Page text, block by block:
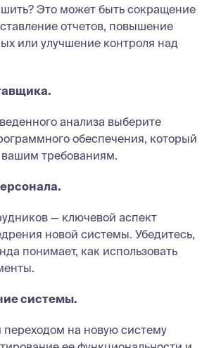
Это может быть сокращение
отчетов, повышение
или улучшение контроля над
анализа выберите
обеспечения, который
вашим требованиям.
— ключевой аспект
новой системы. Убедитесь,
понимает, как использовать
системы.
на новую систему